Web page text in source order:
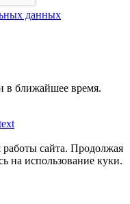
данных
в ближайшее время.
сайта. Продолжая
на использование куки.